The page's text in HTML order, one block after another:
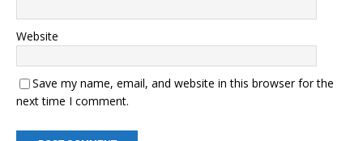
Website
Save my name, email, and website in this browser for the
next time I comment.